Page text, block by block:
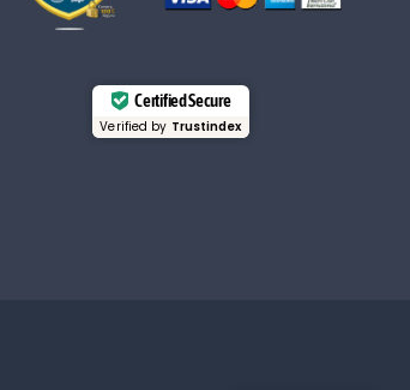
Certified Secure
Verified by Trustindex